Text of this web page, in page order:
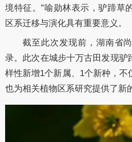
境特征。”喻勋林表示，驴蹄草
区系迁移与演化具有重要意义。
截至此次发现前，湖南省
录。此次在城步十万古田发现驴
样性新增1个新属、1个新种，不
也为相关植物区系研究提供了新